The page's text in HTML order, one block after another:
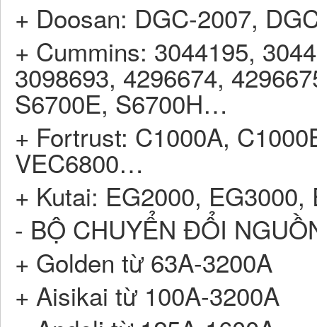
+ Doosan: DGC-2007,
+ Cummins: 3044195,
3098693, 4296674,
S6700E, S6700H…
+ Fortrust: C1000A,
VEC6800…
+ Kutai: EG2000,
- BỘ CHUYỂN ĐỔI
+ Golden từ 63A-3200A
+ Aisikai từ 100A-3200A